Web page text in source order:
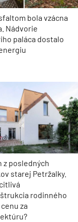
bola vzácna
Nádvorie
paláca dostalo
z posledných
starej Petržalky.
rodinného
za